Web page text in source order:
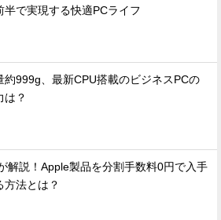
半で実現する快適PCライフ
約999g、最新CPU搭載のビジネスPCの
は？
解説！Apple製品を分割手数料0円で入手
方法とは？